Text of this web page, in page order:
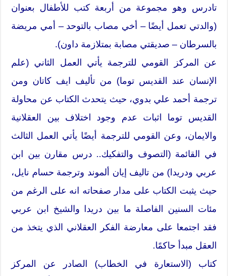
تادرس وهو مجموعة من أربعة كتب للأطفال بعنوان
(والدتي تعمل أيضًا – أخي مصاب بالتوحد – أمي مريضة
بالسرطان – صديقتي مصابة بمتلازمة داون).
عن المركز القومي للترجمة يأتي العمل الثاني (علم
الإنسان عند القديس توما) من تأليف ايف كاتان ومن
ترجمة أحمد علي بدوي، حيث يتحدث الكتاب عن محاولة
القديس توما اثبات عدم وجود اختلاف بين العقلانية
والايمان، وعن القومي للترجمة أيضًا يأتي العمل الثالث
في القائمة (التصوف والتفكيك.. درس مقارن بين ابن
عربي ودريدا) من تاليف إيان ألموند وترجمة حسام نايل،
حيث يثبت الكتاب على مدار صفحاته انه على الرغم من
مئات السنين الفاصلة ما بين دريدا والشيخ ابن عربي
فقد اجتمعا على معارضة الفكر العقلاني الذي يتخذ من
العقل مبدأ حاكمًا.
كتاب (الاستعارة في الخطاب) الصادر عن المركز